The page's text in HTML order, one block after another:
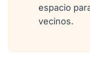
espacio
vecinos.